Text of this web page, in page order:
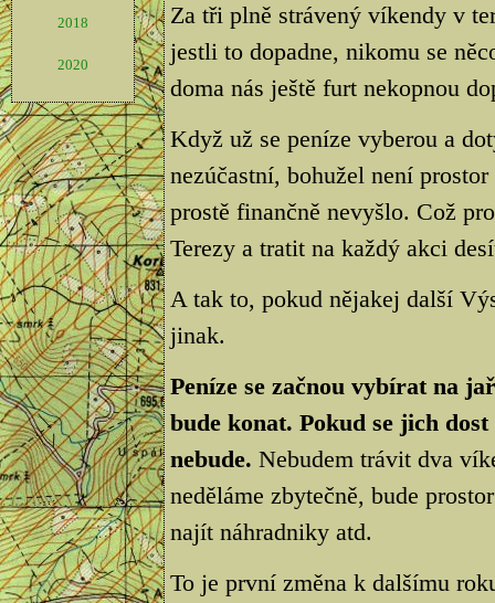
2018
2020
Za tři plně strávený víkendy v
jestli to dopadne, nikomu se
doma nás ještě furt nekopnou
Když už se peníze vyberou a
nezúčastní, bohužel není
prostě finančně nevyšlo. Což
Terezy a tratit na každý akci
A tak to, pokud nějakej další
jinak.
Peníze se začnou vybírat na
bude konat. Pokud se jich
nebude. Nebudem trávit dva
neděláme zbytečně, bude
najít náhradniky atd.
To je první změna k dalšímu